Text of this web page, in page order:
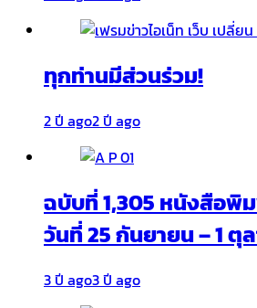
ทุกท่านมีส่วนร่วม!
2 ปี ago2 ปี ago
ฉบับที่ 1,305 หนังสือพิ
วันที่ 25 กันยายน – 1 ตุ
3 ปี ago3 ปี ago